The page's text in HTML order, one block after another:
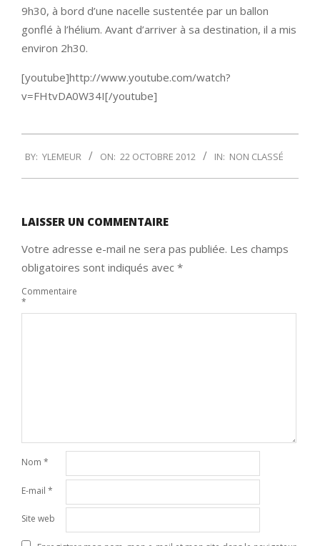
9h30, à bord d’une nacelle sustentée par un ballon
gonflé à l’hélium. Avant d’arriver à sa destination, il a mis
environ 2h30.
[youtube]http://www.youtube.com/watch?
v=FHtvDA0W34I[/youtube]
10-
22
BY: YLEMEUR ON: 22 OCTOBRE 2012 IN: NON CLASSÉ
LAISSER UN COMMENTAIRE
Votre adresse e-mail ne sera pas publiée. Les champs
obligatoires sont indiqués avec *
Commentaire
*
Nom *
E-mail *
Site web